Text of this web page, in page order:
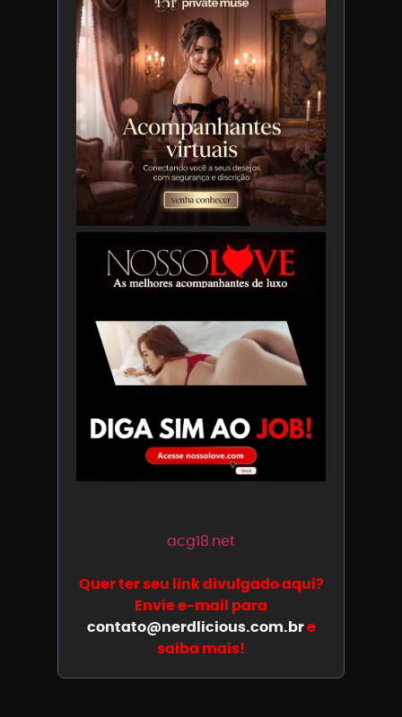
acg18.net
Quer ter seu link divulgado aqui?
Envie e-mail para
contato@nerdlicious.com.bre
saiba mais!